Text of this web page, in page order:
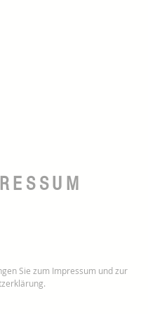
Sie zum Impressum und zur